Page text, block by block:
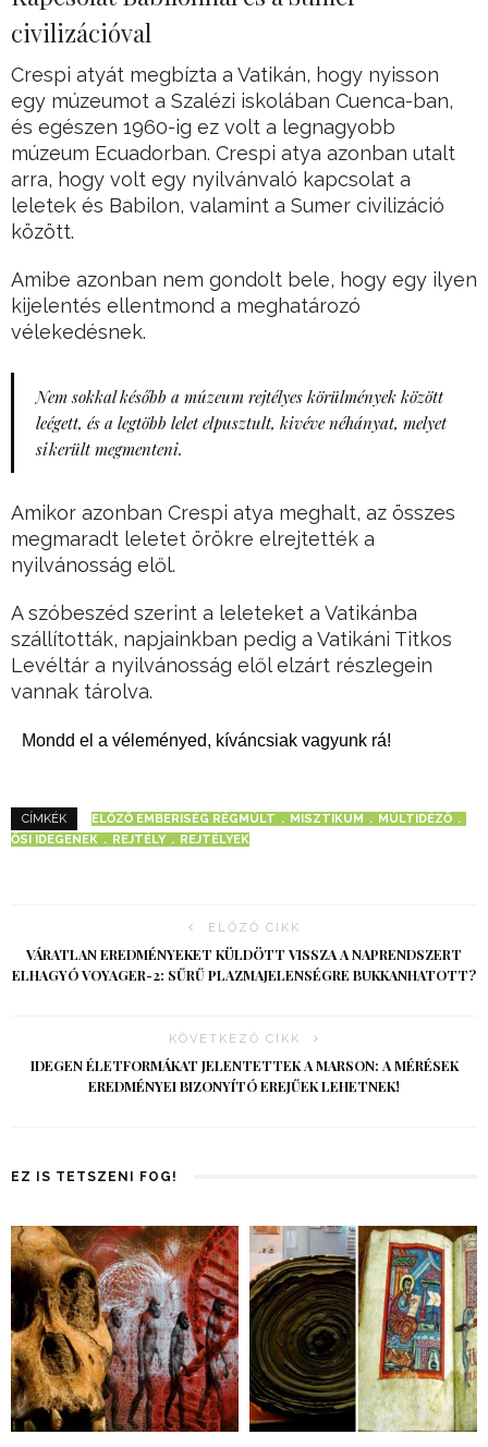
civilizációval
Crespi atyát megbízta a Vatikán, hogy nyisson
egy múzeumot a Szalézi iskolában Cuenca-ban,
és egészen 1960-ig ez volt a legnagyobb
múzeum Ecuadorban. Crespi atya azonban utalt
arra, hogy volt egy nyilvánvaló kapcsolat a
leletek és Babilon, valamint a Sumer civilizáció
között.
Amibe azonban nem gondolt bele, hogy egy ilyen
kijelentés ellentmond a meghatározó
vélekedésnek.
Nem sokkal később a múzeum rejtélyes körülmények között
leégett, és a legtöbb lelet elpusztult, kivéve néhányat, melyet
sikerült megmenteni.
Amikor azonban Crespi atya meghalt, az összes
megmaradt leletet örökre elrejtették a
nyilvánosság elől.
A szóbeszéd szerint a leleteket a Vatikánba
szállították, napjainkban pedig a Vatikáni Titkos
Levéltár a nyilvánosság elől elzárt részlegein
vannak tárolva.
Mondd el a véleményed, kíváncsiak vagyunk rá!
CÍMKÉK ELŐZŐ EMBERISÉG RÉGMÚLT MISZTIKUM
MÚLTIDÉZŐ
ŐSI IDEGENEK
REJTÉLY REJTÉLYEK
ELŐZŐ CIKK
VÁRATLAN EREDMÉNYEKET KÜLDÖTT VISSZA A NAPRENDSZERT
ELHAGYÓ VOYAGER-2: SŰRŰ PLAZMAJELENSÉGRE BUKKANHATOTT?
KÖVETKEZŐ CIKK
IDEGEN ÉLETFORMÁKAT JELENTETTEK A MARSON: A MÉRÉSEK
EREDMÉNYEI BIZONYÍTÓ EREJŰEK LEHETNEK!
EZ IS TETSZENI FOG!